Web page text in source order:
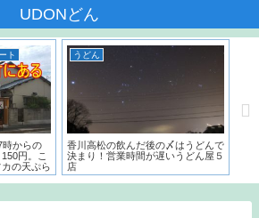
UDONどん
ト
時からの
円。こ
の天ぷら
うどん
香川高松の飲んだ後の〆はうどんで
決まり！営業時間が遅いうどん屋５
店